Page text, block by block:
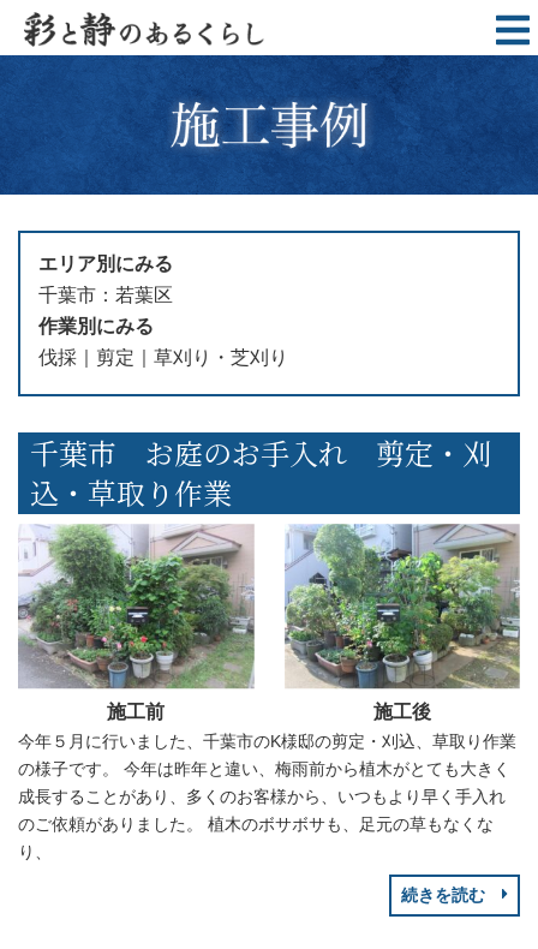
エリア別にみる
千葉市
若葉区
作業別にみる
伐採
剪定 草刈り・芝刈り
千葉市 お庭のお手入れ 剪定・刈
込・草取り作業
施工前 施工後
今年５月に行いました、千葉市のK様邸の剪定・刈込、草取り作業
の様子です。 今年は昨年と違い、梅雨前から植木がとても大きく
成長することがあり、多くのお客様から、いつもより早く手入れ
のご依頼がありました。 植木のボサボサも、足元の草もなくな
り、
続きを読む